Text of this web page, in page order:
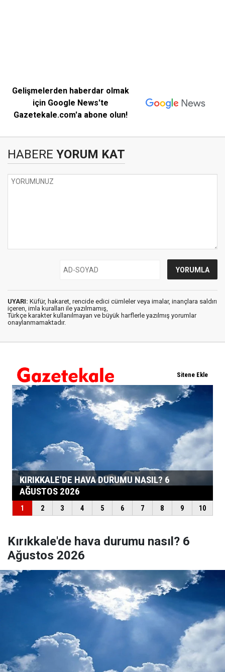
Gelişmelerden haberdar olmak
için Google News'te
Gazetekale.com'a abone olun!
HABERE YORUM KAT
UYARI: Küfür, hakaret, rencide edici cümleler veya imalar, inançlara saldırı
içeren, imla kuralları ile yazılmamış,
Türkçe karakter kullanılmayan ve büyük harflerle yazılmış yorumlar
onaylanmamaktadır.
Kırıkkale'de hava durumu nasıl? 6
Ağustos 2026